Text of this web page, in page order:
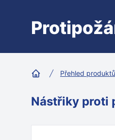
Přehled produktů
Nástřiky proti